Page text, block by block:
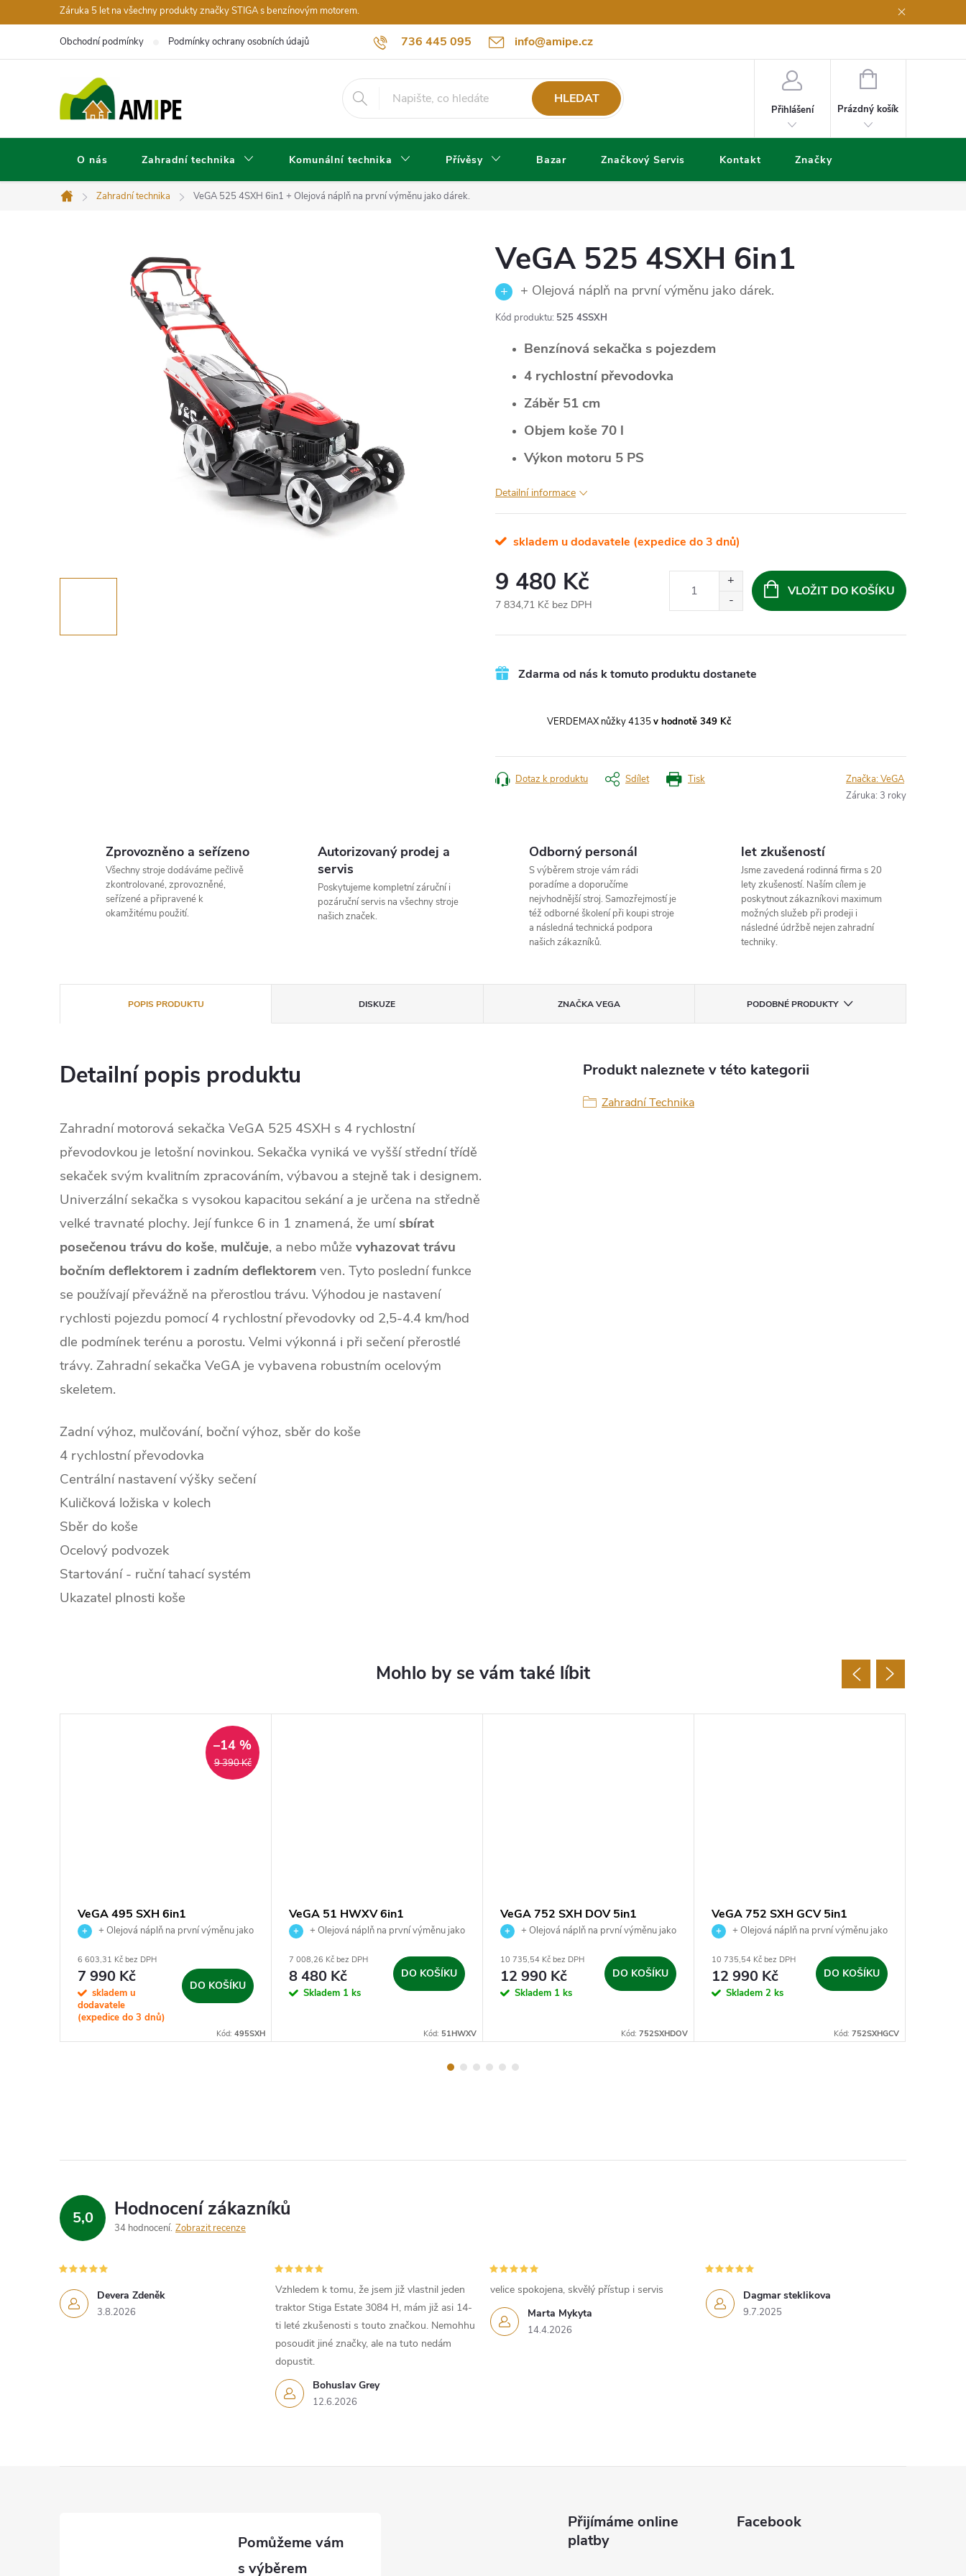
na
Záruka 5 let na všechny produkty značky STIGA s benzínovým motorem.
736 445 095 info@amipe.cz
Obchodní podmínky Podmínky ochrany osobních údajů
HLEDAT
Přihlášení
NÁKUPNÍ
Prázdný košík
O nás Zahradní technika Komunální technika Přívěsy Bazar Značkový Servis Kontakt Značky
Domů
Zahradní technika VeGA 525 4SXH 6in1 + Olejová náplň na první výměnu jako dárek.
VeGA 525 4SXH 6in1
+ Olejová náplň na první výměnu jako dárek.
Kód produktu: 525 4SSXH
Benzínová sekačka s pojezdem
4 rychlostní převodovka
Záběr 51 cm
Objem koše 70 l
Výkon motoru 5 PS
Detailní informace
skladem u dodavatele (expedice do 3 dnů)
9 480 Kč
7 834,71 Kč bez DPH
cena:
VLOŽIT DO KOŠÍKU
Zdarma od nás k tomuto produktu dostanete
VERDEMAX nůžky 4135v hodnotě 349 Kč
Tisk
Dotaz k produktu Sdílet Značka:VeGA
Záruka: 3 roky
Zprovozněno a seřízeno
Všechny stroje dodáváme pečlivě
zkontrolované, zprovozněné,
seřízené a připravené k
okamžitému použití.
Autorizovaný prodej a
servis
Poskytujeme kompletní záruční i
pozáruční servis na všechny stroje
našich značek.
Odborný personál
S výběrem stroje vám rádi
poradíme a doporučíme
nejvhodnější stroj. Samozřejmostí je
též odborné školení při koupi stroje
a následná technická podpora
našich zákazníků.
let zkušeností
Jsme zavedená rodinná firma s 20
lety zkušeností. Naším cílem je
poskytnout zákazníkovi maximum
možných služeb při prodeji i
následné údržbě nejen zahradní
techniky.
POPIS PRODUKTU DISKUZE ZNAČKAVEGA PODOBNÉ PRODUKTY
Detailní popis produktu
Zahradní motorová sekačka VeGA 525 4SXH s 4 rychlostní
převodovkou je letošní novinkou. Sekačka vyniká ve vyšší střední třídě
sekaček svým kvalitním zpracováním, výbavou a stejně tak i designem.
Univerzální sekačka s vysokou kapacitou sekání a je určena na středně
velké travnaté plochy. Její funkce 6 in 1 znamená, že umísbírat
posečenou trávu do koše, mulčuje, a nebo může vyhazovat trávu
bočním deflektorem i zadním deflektorem ven. Tyto poslední funkce
se používají převážně na přerostlou trávu. Výhodou je nastavení
rychlosti pojezdu pomocí 4 rychlostní převodovky od 2,5-4.4 km/hod
dle podmínek terénu a porostu. Velmi výkonná i při sečení přerostlé
trávy. Zahradní sekačka VeGA je vybavena robustním ocelovým
skeletem.
Zadní výhoz, mulčování, boční výhoz, sběr do koše
4 rychlostní převodovka
Centrální nastavení výšky sečení
Kuličková ložiska v kolech
Sběr do koše
Ocelový podvozek
Startování - ruční tahací systém
Ukazatel plnosti koše
Produkt naleznete v této kategorii
Zahradní Technika
9 390 Kč
–14 %
VeGA 495 SXH 6in1
+ Olejová náplň na první výměnu jako
6 603,31 Kč bez DPH
7 990 Kč
skladem u
dodavatele
(expedice do 3 dnů)
DO KOŠÍKU
Kód: 495SXH
VeGA 51 HWXV 6in1
+ Olejová náplň na první výměnu jako
7 008,26 Kč bez DPH
8 480 Kč
Skladem 1 ks
DO KOŠÍKU
Kód: 51HWXV
VeGA 752 SXH DOV 5in1
+ Olejová náplň na první výměnu jako
10 735,54 Kč bez DPH
12 990 Kč
Skladem 1 ks
DO KOŠÍKU
Kód: 752SXHDOV
VeGA 752 SXH GCV 5in1
+ Olejová náplň na první výměnu jako
10 735,54 Kč bez DPH
12 990 Kč
Skladem 2 ks
DO KOŠÍKU
Kód: 752SXHGCV
5,0 Hodnocení zákazníků
34 hodnocení Zobrazit recenze
Devera Zdeněk
3.8.2026
Bohuslav Grey
12.6.2026
Vzhledem k tomu, že jsem již vlastnil jeden
traktor Stiga Estate 3084 H, mám již asi 14-
ti leté zkušenosti s touto značkou. Nemohhu
posoudit jiné značky, ale na tuto nedám
dopustit.
Marta Mykyta
14.4.2026
velice spokojena, skvělý přístup i servis Dagmar steklikova
9.7.2025
Přijímáme online
platby
Facebook